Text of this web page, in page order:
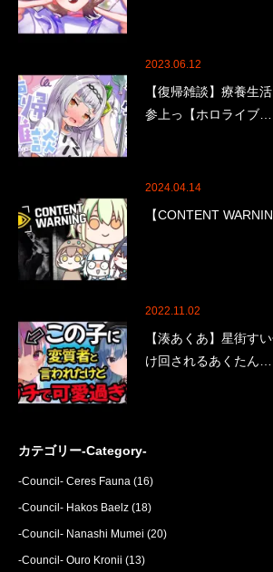
2023.06.12
【復帰雑談】療養生
参上っ【ホロライブ…
2024.04.14
【CONTENT
2022.11.02
【湊あくあ】星街す
け回されるあくたん…
カテゴリー-Category-
-Council- Ceres Fauna (16)
-Council- Hakos Baelz (18)
-Council- Nanashi Mumei (20)
-Council- Ouro Kronii (13)